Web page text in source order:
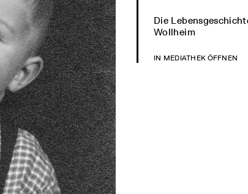
Die
Wollheim
IN MEDIATHEK ÖFFNEN